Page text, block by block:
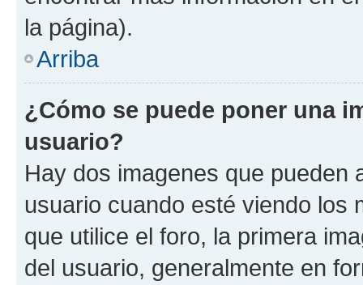
la página).
Arriba
¿Cómo se puede poner una
usuario?
Hay dos imagenes que pueden
usuario cuando esté viendo los
que utilice el foro, la primera
del usuario, generalmente en